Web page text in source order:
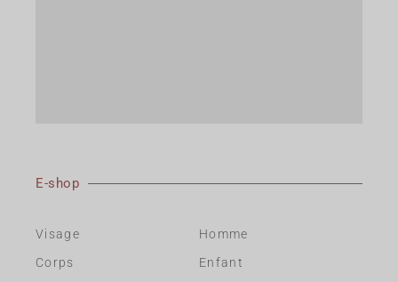
E-shop
Visage
Corps
Homme
Enfant